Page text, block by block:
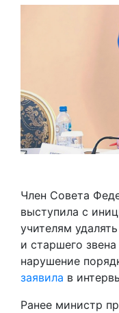
Член Совета
выступила с
учителям
и старшего
нарушение
заявила в
Ранее министр